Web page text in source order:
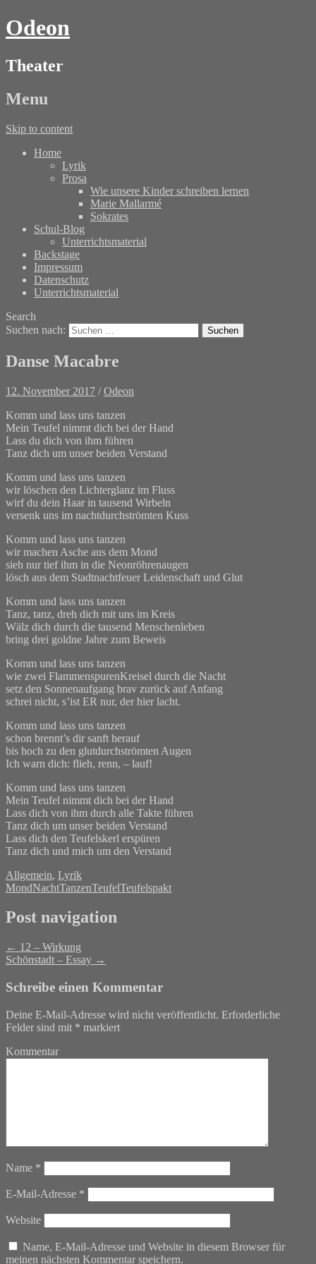
Odeon
Theater
Menu
Skip to content
Home
Lyrik
Prosa
Wie unsere Kinder schreiben lernen
Marie Mallarmé
Sokrates
Schul-Blog
Unterrichtsmaterial
Backstage
Impressum
Datenschutz
Unterrichtsmaterial
Search
Suchen nach:
Danse Macabre
12. November 2017 /Odeon
Komm und lass uns tanzen
Mein Teufel nimmt dich bei der Hand
Lass du dich von ihm führen
Tanz dich um unser beiden Verstand
Komm und lass uns tanzen
wir löschen den Lichterglanz im Fluss
wirf du dein Haar in tausend Wirbeln
versenk uns im nachtdurchströmten Kuss
Komm und lass uns tanzen
wir machen Asche aus dem Mond
sieh nur tief ihm in die Neonröhrenaugen
lösch aus dem Stadtnachtfeuer Leidenschaft und Glut
Komm und lass uns tanzen
Tanz, tanz, dreh dich mit uns im Kreis
Wälz dich durch die tausend Menschenleben
bring drei goldne Jahre zum Beweis
Komm und lass uns tanzen
wie zwei FlammenspurenKreisel durch die Nacht
setz den Sonnenaufgang brav zurück auf Anfang
schrei nicht, s’ist ER nur, der hier lacht.
Komm und lass uns tanzen
schon brennt’s dir sanft herauf
bis hoch zu den glutdurchströmten Augen
Ich warn dich: flieh, renn, – lauf!
Komm und lass uns tanzen
Mein Teufel nimmt dich bei der Hand
Lass dich von ihm durch alle Takte führen
Tanz dich um unser beiden Verstand
Lass dich den Teufelskerl erspüren
Tanz dich und mich um den Verstand
Allgemein, Lyrik
MondNachtTanzenTeufelTeufelspakt
Post navigation
← 12 – Wirkung
Schönstadt – Essay →
Schreibe einen Kommentar
Deine E-Mail-Adresse wird nicht veröffentlicht. Erforderliche
Felder sind mit * markiert
Kommentar
Name *
E-Mail-Adresse *
Website
Name, E-Mail-Adresse und Website in diesem Browser für
meinen nächsten Kommentar speichern.